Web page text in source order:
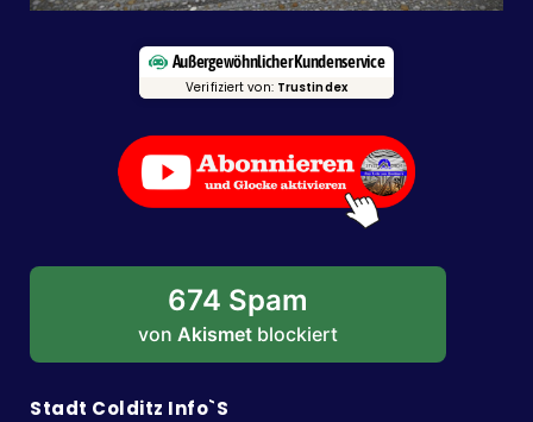
Außergewöhnlicher Kundenservice
Verifiziert von: Trustindex
674 Spam
von Akismet blockiert
Stadt Colditz Info`s